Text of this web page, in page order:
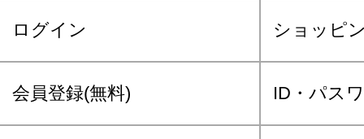
ログイン ショッピ
会員登録(無料) ID・パス